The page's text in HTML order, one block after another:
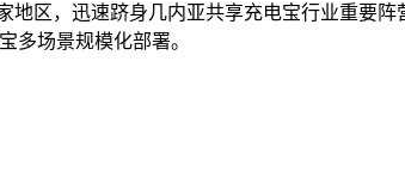
区，迅速跻身几内亚共享充电宝行业重要
多场景规模化部署。